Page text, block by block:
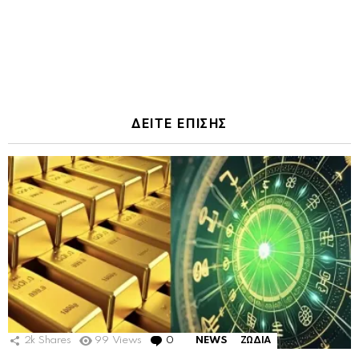
ΔΕΙΤΕ ΕΠΙΣΗΣ
2k Shares 99 Views 0 Comments
NEWS ΖΩΔΙΑ